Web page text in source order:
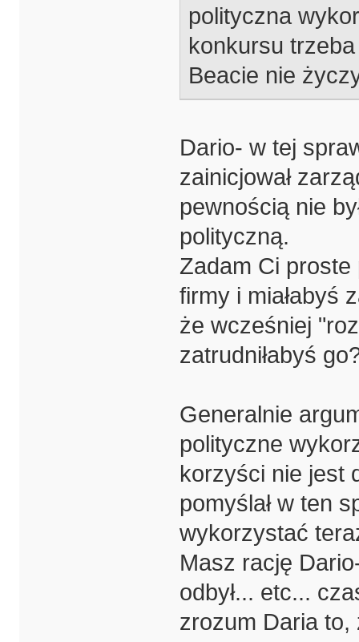
polityczna
konkursu
Beacie nie
Dario- w tej
zainicjował
pewnością nie
polityczną.
Zadam Ci proste
firmy i miałabyś
że wcześniej
zatrudniłabyś
Generalnie
polityczne
korzyści nie jest
pomyślał w ten
wykorzystać
Masz rację
odbył... etc...
zrozum Daria